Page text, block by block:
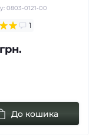
0803-0121-00
1
До кошика